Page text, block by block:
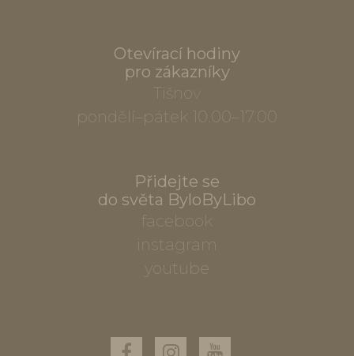
Otevírací hodiny
pro zákazníky
Tišnov
pondělí–pátek 10.00–17.00
Přidejte se
do světa ByloByLibo
facebook
instagram
youtube